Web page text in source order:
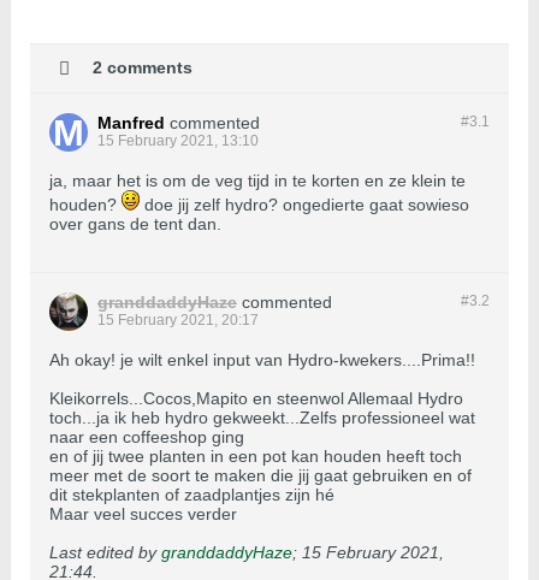
2 comments
#3.1
Manfred commented
15 February 2021, 13:10
ja, maar het is om de veg tijd in te korten en ze klein te
houden?
doe jij zelf hydro? ongedierte gaat sowieso
over gans de tent dan.
#3.2
granddaddyHaze commented
15 February 2021, 20:17
Ah okay! je wilt enkel input van Hydro-kwekers....Prima!!
Kleikorrels...Cocos,Mapito en steenwol Allemaal Hydro
toch...ja ik heb hydro gekweekt...Zelfs professioneel wat
naar een coffeeshop ging
en of jij twee planten in een pot kan houden heeft toch
meer met de soort te maken die jij gaat gebruiken en of
dit stekplanten of zaadplantjes zijn hé
Maar veel succes verder
Last edited bygranddaddyHaze; 15 February 2021,
21:44